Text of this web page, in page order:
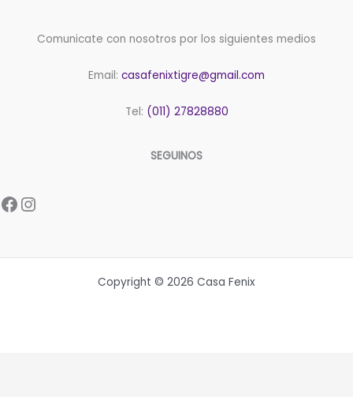
Comunicate con nosotros por los siguientes medios
Email: casafenixtigre@gmail.com
Tel: (011) 27828880
SEGUINOS
Facebook
Instagram
Copyright © 2026 Casa Fenix